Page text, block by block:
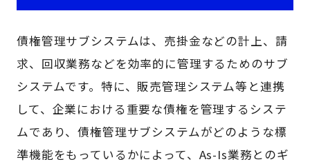
債権管理サブシステムは、売掛金などの計上、請
求、回収業務などを効率的に管理するためのサブ
システムです。特に、販売管理システム等と連携
して、企業における重要な債権を管理するシステ
ムであり、債権管理サブシステムがどのような標
準機能をもっているかによって、As-Is業務とのギ